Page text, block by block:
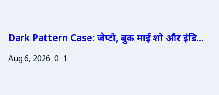
Dark Pattern Case: जेप्टो, बुक माई शो और इंडि...
Aug 6, 2026 0 1